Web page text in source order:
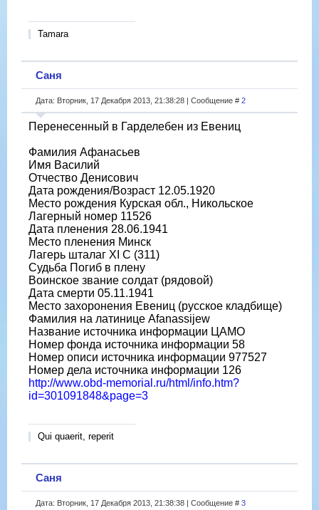
Tamara
Саня
Дата: Вторник, 17 Декабря 2013, 21:38:28 | Сообщение # 2
Перенесенный в Гарделебен из Евениц
Фамилия Афанасьев
Имя Василий
Отчество Денисович
Дата рождения/Возраст 12.05.1920
Место рождения Курская обл., Никольское
Лагерный номер 11526
Дата пленения 28.06.1941
Место пленения Минск
Лагерь шталаг XI C (311)
Судьба Погиб в плену
Воинское звание солдат (рядовой)
Дата смерти 05.11.1941
Место захоронения Евениц (русское кладбище)
Фамилия на латинице Afanassijew
Название источника информации ЦАМО
Номер фонда источника информации 58
Номер описи источника информации 977527
Номер дела источника информации 126
http://www.obd-memorial.ru/html/info.htm?
id=301091848&page=3
Qui quaerit, reperit
Саня
Дата: Вторник, 17 Декабря 2013, 21:38:38 | Сообщение # 3